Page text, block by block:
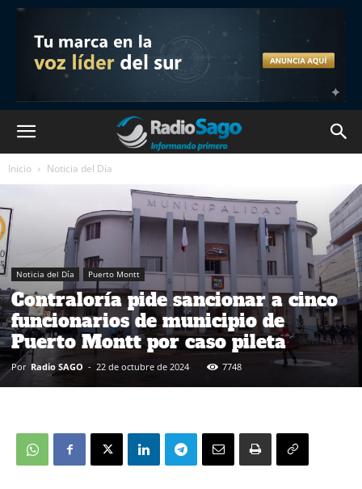
Inicio Noticia del Día
Noticia del Día Puerto Montt
Contraloría pide sancionar a cinco
funcionarios de municipio de
Puerto Montt por caso pileta
Por Radio SAGO - 22 de octubre de 2024 7748